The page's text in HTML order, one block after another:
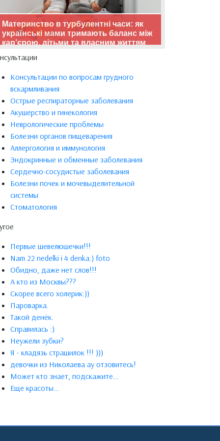
Материнство в турбулентні часи: як
українські мами тримають баланс між
кар’єрою, дітьми та власним життям
Консультации по вопросам грудного
вскармливания
Острые респираторные заболевания
Акушерство и гинекология
Неврологические проблемы
Болезни органов пищеварения
Аллергология и иммунология
Эндокринные и обменные заболевания
Сердечно-сосудистые заболевания
Болезни почек и мочевыделительной
системы
Стоматология
Первые шевелюшечки!!!
Nam 22 nedelki i 4 denka:) foto
Обидно, даже нет слов!!!
А кто из Москвы???
Скорее всего холерик:))
Пароварка.
Такой денёк.
Справилась :)
Неужели зубки?
Я - кладязь страшилок !!! )))
девочки из Николаева ау отзовитесь!
Может кто знает, подскажите...
Еще красоты...